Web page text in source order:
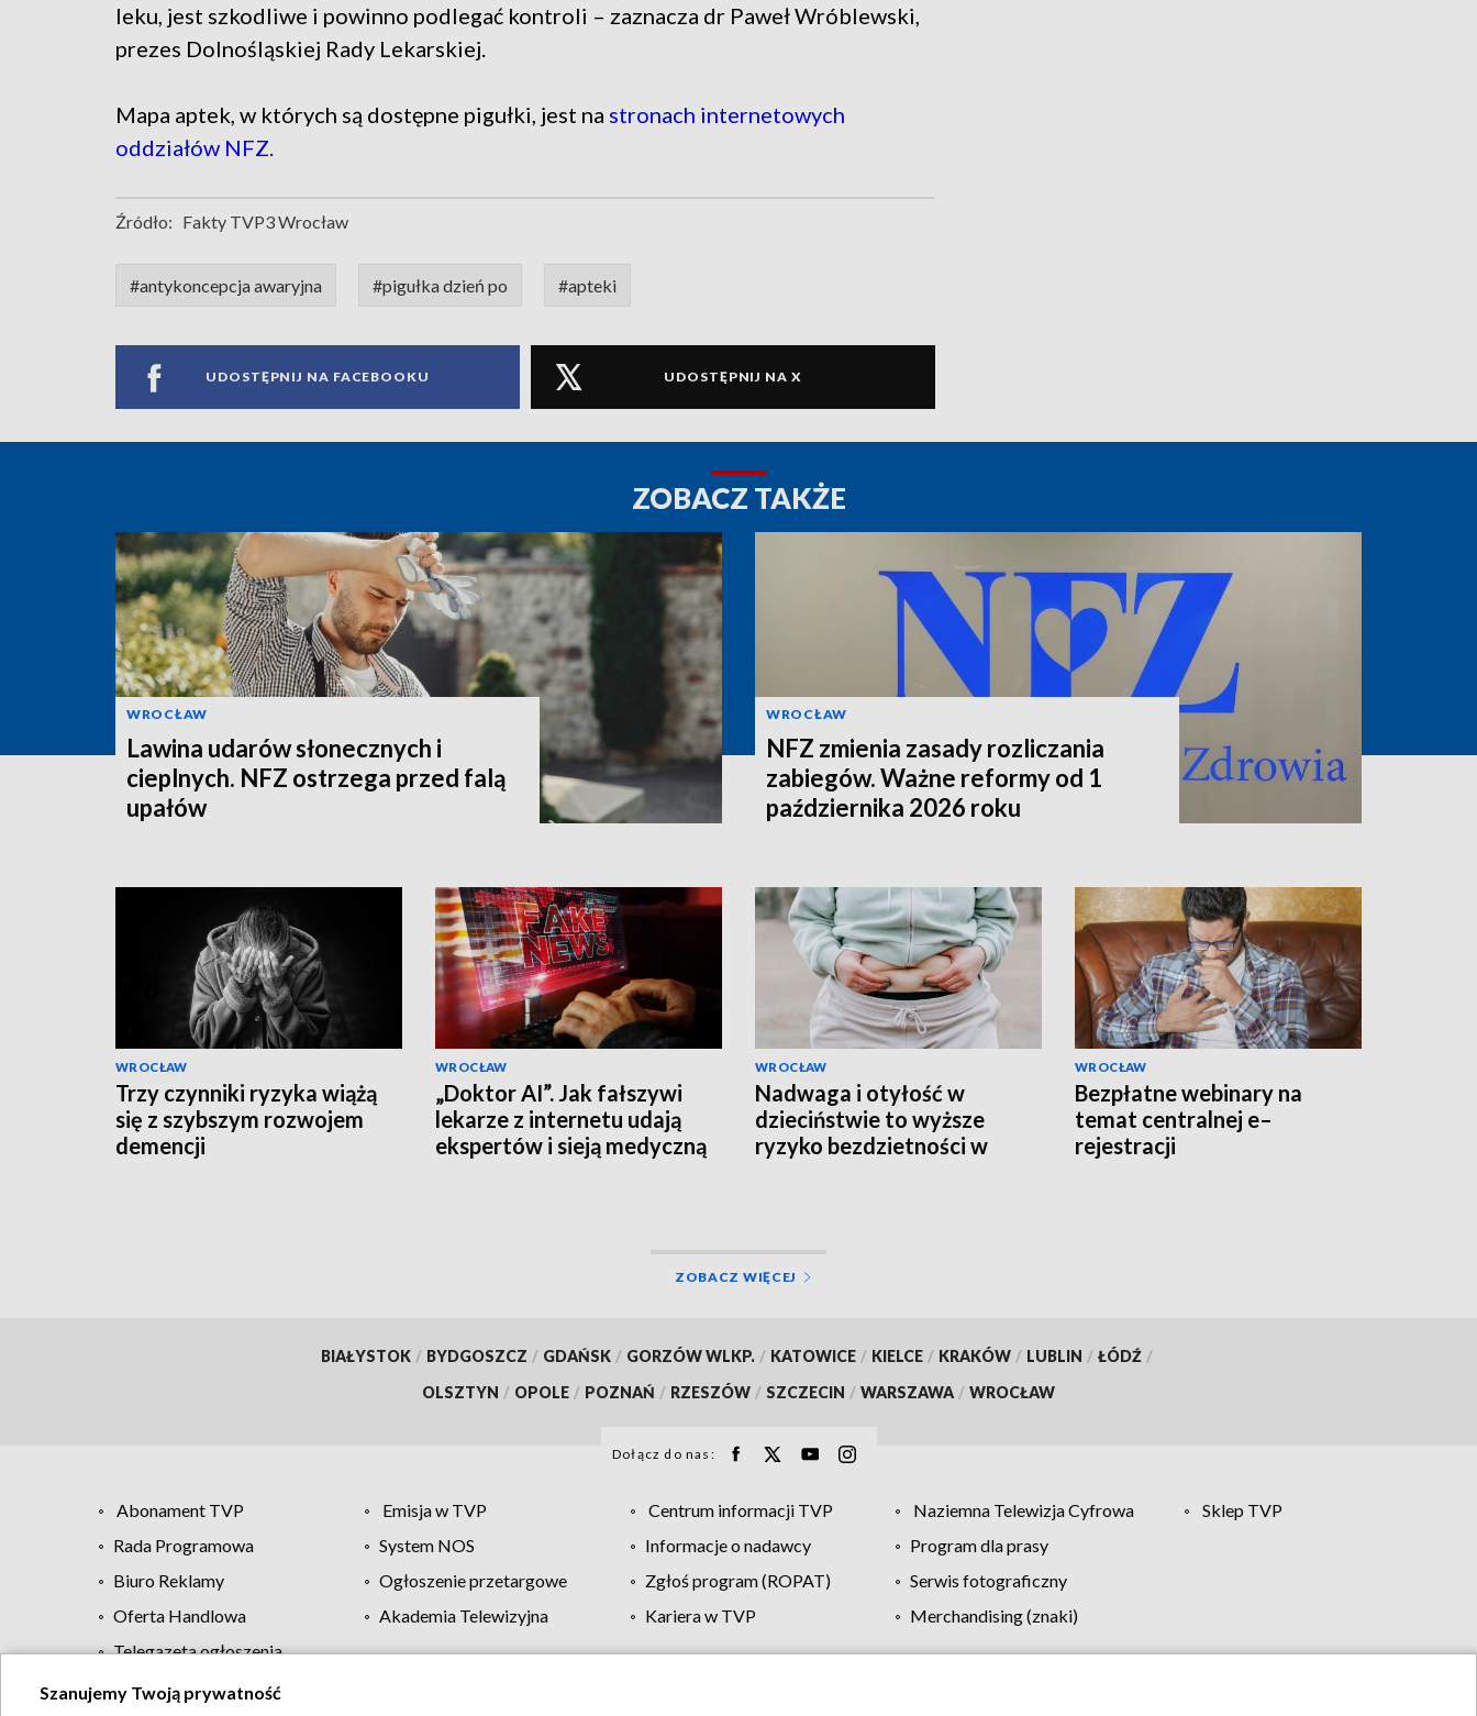
leku, jest szkodliwe i powinno podlegać kontroli – zaznacza dr Paweł Wróblewski,
prezes Dolnośląskiej Rady Lekarskiej.
Mapa aptek, w których są dostępne pigułki, jest na stronach internetowych
oddziałów NFZ.
Źródło: Fakty TVP3 Wrocław
#antykoncepcja awaryjna #pigułka dzień po #apteki
UDOSTĘPNIJ NA FACEBOOKU UDOSTĘPNIJ NA X
ZOBACZ TAKŻE
WROCŁAW
Lawina udarów słonecznych i
cieplnych. NFZ ostrzega przed falą
upałów
WROCŁAW
NFZ zmienia zasady rozliczania
zabiegów. Ważne reformy od 1
października 2026 roku
WROCŁAW
Trzy czynniki ryzyka wiążą
się z szybszym rozwojem
demencji
WROCŁAW
„Doktor AI”. Jak fałszywi
lekarze z internetu udają
ekspertów i sieją medyczną
WROCŁAW
Nadwaga i otyłość w
dzieciństwie to wyższe
ryzyko bezdzietności w
WROCŁAW
Bezpłatne webinary na
temat centralnej e–
rejestracji
ZOBACZ WIĘCEJ
BIAŁYSTOK / BYDGOSZCZ / GDAŃSK / GORZÓW WLKP. / KATOWICE / KIELCE / KRAKÓW / LUBLIN / ŁÓDŹ /
OLSZTYN / OPOLE / POZNAŃ / RZESZÓW / SZCZECIN / WARSZAWA / WROCŁAW
Dołącz do nas:
Abonament TVP Emisja w TVP Centrum informacji TVP Naziemna Telewizja Cyfrowa
Sklep TVP
Rada Programowa
System NOS Informacje o nadawcy
Program dla prasy
Biuro Reklamy
Ogłoszenie przetargowe Zgłoś program (ROPAT)
Serwis fotograficzny
Oferta Handlowa
Akademia Telewizyjna Kariera w TVP
Merchandising (znaki)
Telegazeta ogłoszenia
Szanujemy Twoją prywatność